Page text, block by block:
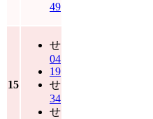
49
15
せ
04
19
せ
34
せ